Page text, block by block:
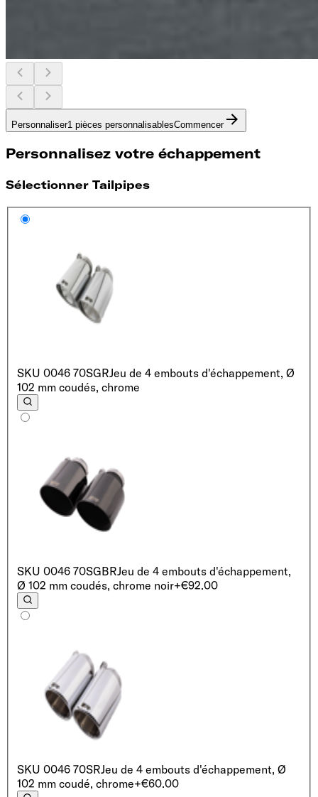
Personnaliser1 pièces personnalisablesCommencer
Personnalisez votre échappement
Sélectionner Tailpipes
SKU 0046 70SGRJeu de 4 embouts d'échappement, Ø
102 mm coudés, chrome
SKU 0046 70SGBRJeu de 4 embouts d'échappement,
Ø 102 mm coudés, chrome noir+€92.00
SKU 0046 70SRJeu de 4 embouts d'échappement, Ø
102 mm coudé, chrome+€60.00